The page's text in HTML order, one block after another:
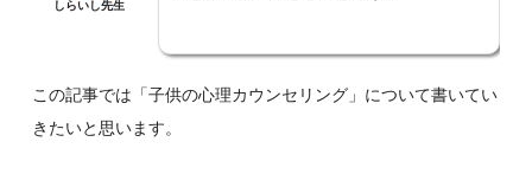
しらいし先生
この記事では「子供の心理カウンセリング」について書いてい
きたいと思います。